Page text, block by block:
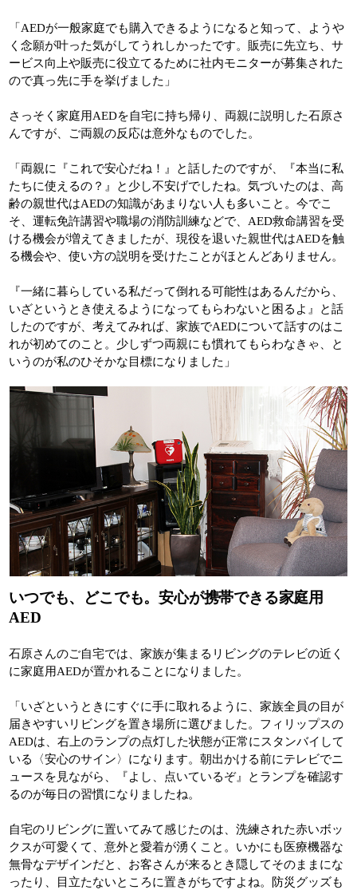
「AEDが一般家庭でも購入できるようになると知って、ようや
く念願が叶った気がしてうれしかったです。販売に先立ち、サ
ービス向上や販売に役立てるために社内モニターが募集された
ので真っ先に手を挙げました」
さっそく家庭用AEDを自宅に持ち帰り、両親に説明した石原さ
んですが、ご両親の反応は意外なものでした。
「両親に『これで安心だね！』と話したのですが、『本当に私
たちに使えるの？』と少し不安げでしたね。気づいたのは、高
齢の親世代はAEDの知識があまりない人も多いこと。今でこ
そ、運転免許講習や職場の消防訓練などで、AED救命講習を受
ける機会が増えてきましたが、現役を退いた親世代はAEDを触
る機会や、使い方の説明を受けたことがほとんどありません。
『一緒に暮らしている私だって倒れる可能性はあるんだから、
いざというとき使えるようになってもらわないと困るよ』と話
したのですが、考えてみれば、家族でAEDについて話すのはこ
れが初めてのこと。少しずつ両親にも慣れてもらわなきゃ、と
いうのが私のひそかな目標になりました」
いつでも、どこでも。安心が携帯できる家庭用
AED
石原さんのご自宅では、家族が集まるリビングのテレビの近く
に家庭用AEDが置かれることになりました。
「いざというときにすぐに手に取れるように、家族全員の目が
届きやすいリビングを置き場所に選びました。フィリップスの
AEDは、右上のランプの点灯した状態が正常にスタンバイして
いる〈安心のサイン〉になります。朝出かける前にテレビでニ
ュースを見ながら、『よし、点いているぞ』とランプを確認す
るのが毎日の習慣になりましたね。
自宅のリビングに置いてみて感じたのは、洗練された赤いボッ
クスが可愛くて、意外と愛着が湧くこと。いかにも医療機器な
無骨なデザインだと、お客さんが来るとき隠してそのままにな
ったり、目立たないところに置きがちですよね。防災グッズも